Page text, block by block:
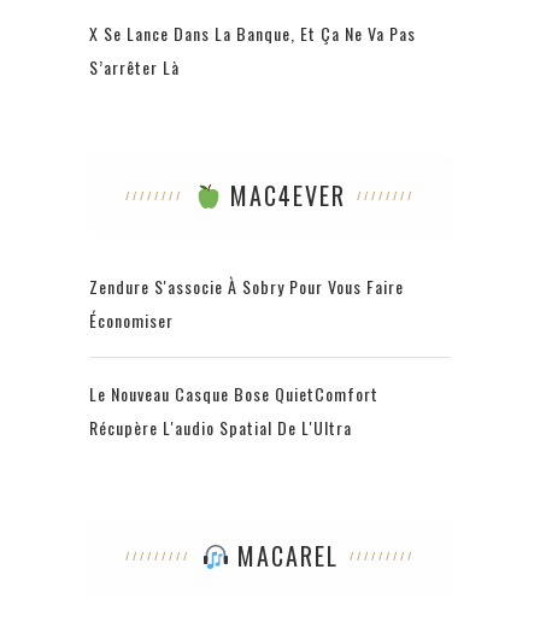
X Se Lance Dans La Banque, Et Ça Ne Va Pas
S’arrêter Là
MAC4EVER
Zendure S'associe À Sobry Pour Vous Faire
Économiser
Le Nouveau Casque Bose QuietComfort
Récupère L'audio Spatial De L'Ultra
MACAREL